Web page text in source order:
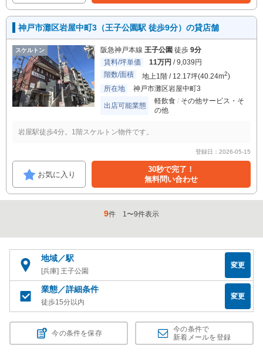
神戸市灘区岩屋中町3（王子公園駅 徒歩9分）の貸店舗
スケルトン 阪急神戸本線 王子公園 徒歩 9分
賃料/坪単価
11万円 / 9,039円
階数/面積
地上1階 / 12.17坪(40.24m2)
所在地
神戸市灘区岩屋中町3
出店可能業態
軽飲食
その他サービス・そ
の他
岩屋駅徒歩4分。1階スケルトン物件です。
登録日：2026-05-15
お気に入り
30秒で完了！
無料問い合わせ
9件 1〜9件表示
地域／駅
[兵庫] 王子公園
変更
業態／詳細条件
徒歩15分以内
変更
今の条件を保存
今の条件で
新着メールを登録